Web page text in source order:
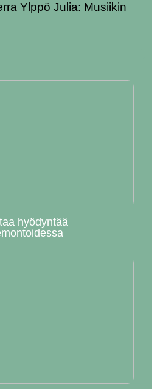
Ylppö Julia: Musiikin
hyödyntää